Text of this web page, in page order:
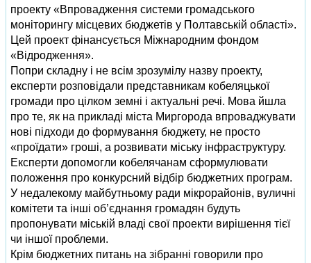
проекту «Впровадження системи громадського
моніторингу місцевих бюджетів у Полтавській області».
Цей проект фінансується Міжнародним фондом
«Відродження».
Попри складну і не всім зрозумілу назву проекту,
експерти розповідали представникам кобеляцької
громади про цілком земні і актуальні речі. Мова йшла
про те, як на прикладі міста Миргорода впроваджувати
нові підходи до формування бюджету, не просто
«проїдати» гроші, а розвивати міську інфраструктуру.
Експерти допомогли кобелячанам сформулювати
положення про конкурсний відбір бюджетних програм.
У недалекому майбутньому ради мікрорайонів, вуличні
комітети та інші об’єднання громадян будуть
пропонувати міській владі свої проекти вирішення тієї
чи іншої проблеми.
Крім бюджетних питань на зібранні говорили про